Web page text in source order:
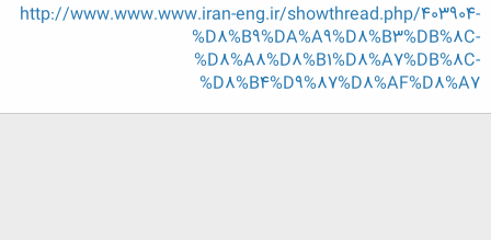
http://www.www.www.iran-eng.ir/showthread.php/403904-
%D8%B9%DA%A9%D8%B3%DB%8C-
%D8%A8%D8%B1%D8%A7%DB%8C-
%D8%B4%D9%87%D8%AF%D8%A7